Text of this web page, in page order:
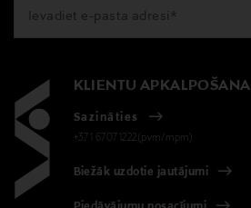
KLIENTU APKALPOŠANA
Sazināties
+371 67071222(pvm/mpm)
Biežāk uzdotie jautājumi